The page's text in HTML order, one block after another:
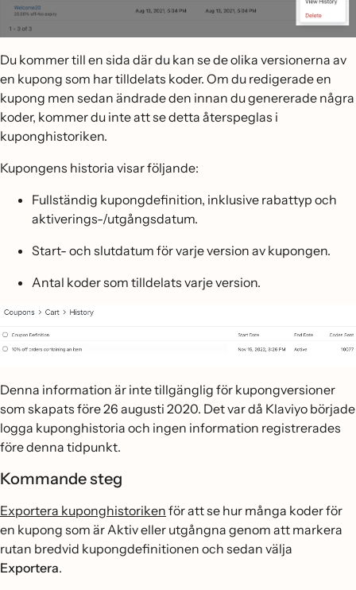
Du kommer till en sida där du kan se de olika versionerna av
en kupong som har tilldelats koder. Om du redigerade en
kupong men sedan ändrade den innan du genererade några
koder, kommer du inte att se detta återspeglas i
kuponghistoriken.
Kupongens historia visar följande:
Fullständig kupongdefinition, inklusive rabattyp och
aktiverings-/utgångsdatum.
Start- och slutdatum för varje version av kupongen.
Antal koder som tilldelats varje version.
Denna information är inte tillgänglig för kupongversioner
som skapats före 26 augusti 2020. Det var då Klaviyo började
logga kuponghistoria och ingen information registrerades
före denna tidpunkt.
Kommande steg
Exportera kuponghistoriken för att se hur många koder för
en kupong som är Aktiv eller utgångna genom att markera
rutan bredvid kupongdefinitionen och sedan välja
Exportera.